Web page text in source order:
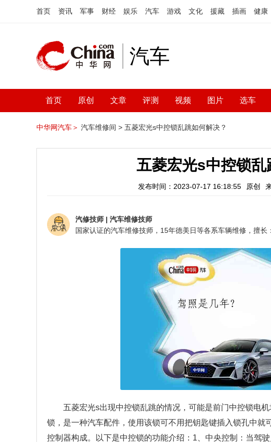
首页 资讯 军事 财经 娱乐 汽车 游戏 文化 援藏 插画 健康
汽车
首页 原创 文章 评测 视频 图片 选车
中华网汽车＞ 汽车维修间 > 五菱宏光s中控锁乱跳如何解决？
五菱宏光s中控锁乱
发布时间：2023-07-17 16:18:55 原创
汽修技师 | 汽车维修技师
五菱宏光s出现中控锁乱跳的情况，可能是前门中控锁电
锁，是一种汽车配件，使用该锁可不用把钥匙键插入锁孔中就
控制器构成。以下是中控锁的功能介绍：1、中央控制：当驾